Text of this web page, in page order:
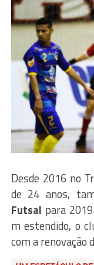
Desde 2016 no
de 24 anos,
Futsal para
m estendido, o
com a renovação